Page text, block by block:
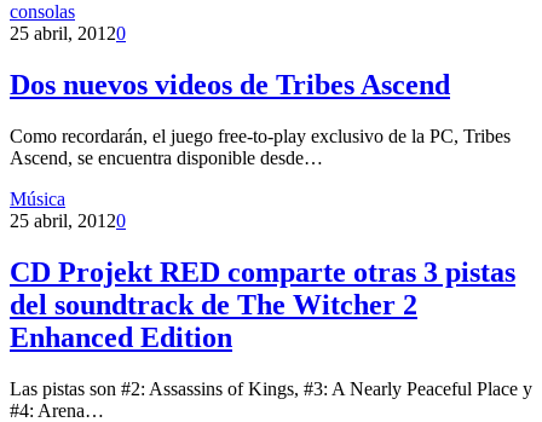
consolas
25 abril, 20120
Dos nuevos videos de Tribes Ascend
Como recordarán, el juego free-to-play exclusivo de la PC, Tribes
Ascend, se encuentra disponible desde…
Música
25 abril, 20120
CD Projekt RED comparte otras 3 pistas
del soundtrack de The Witcher 2
Enhanced Edition
Las pistas son #2: Assassins of Kings, #3: A Nearly Peaceful Place y
#4: Arena…